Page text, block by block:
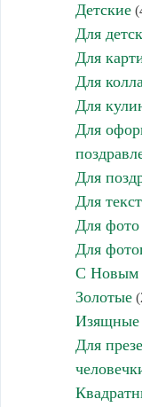
Детские
Для
Для
Для
Для
Для
Для
Для
Для фото
Для
С Новым
Золотые
Изящные
Для